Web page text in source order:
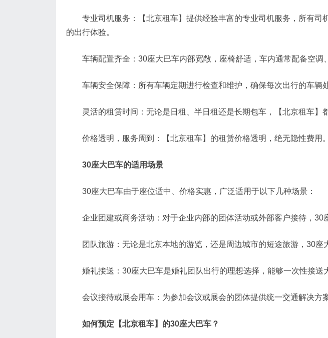
专业司机服务：【北京租车】提供经验丰富的专业司机服务，所有司
的出行体验。
车辆配置齐全：30座大巴车内部宽敞，座椅舒适，车内通常配备空调
车辆安全保障：所有车辆定期进行检查和维护，确保每次出行的车辆
灵活的租赁时间：无论是日租、半日租还是长期包车，【北京租车】
价格透明，服务周到：【北京租车】的租赁价格透明，绝无隐性费用
30座大巴车的适用场景
30座大巴车由于座位适中、价格实惠，广泛适用于以下几种场景：
企业团建或商务活动：对于企业内部的团体活动或外部客户接待，30
团队旅游：无论是北京本地的游览，还是周边城市的短途旅游，30座
婚礼接送：30座大巴车是婚礼团队出行的理想选择，能够一次性接送
会议接待或展会用车：为参加会议或展会的团体提供统一交通解决方案
如何预定【北京租车】的30座大巴车？